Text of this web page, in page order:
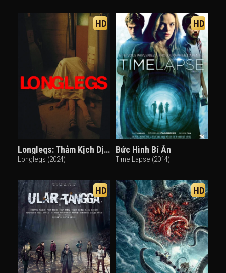
HD
Longlegs: Thảm Kịch Dị Giáo
Longlegs (2024)
HD
Bức Hình Bí Ẩn
Time Lapse (2014)
HD HD